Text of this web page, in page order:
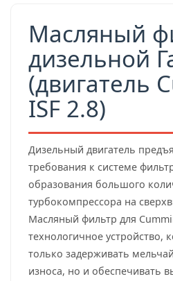
Масляный
дизельной
(двигатель
ISF 2.8)
Дизельный двигатель
требования к системе
образования большого
турбокомпрессора на
Масляный фильтр для
технологичное устройство,
только задерживать
износа, но и обеспечивать